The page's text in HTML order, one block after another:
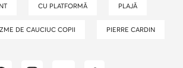
CU PLATFORMĂ PLAJĂ
DE CAUCIUC COPII PIERRE CARDIN